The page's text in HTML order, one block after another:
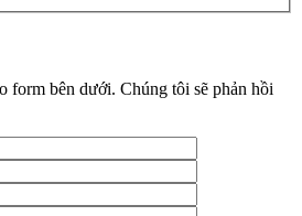
form bên dưới. Chúng tôi sẽ phản hồi